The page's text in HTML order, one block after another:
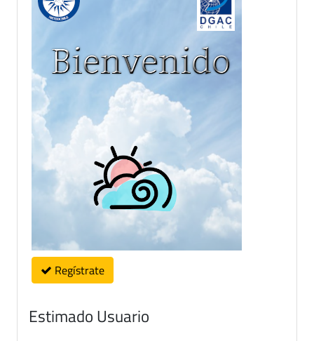
Regístrate
Estimado Usuario